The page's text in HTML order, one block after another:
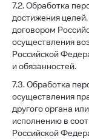
7.2. Обработка
достижения
договором
осуществления
Российской
и обязанностей.
7.3. Обработка
осуществления
другого органа
исполнению в
Российской